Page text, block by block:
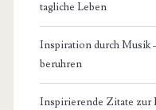
tagliche Leben
Inspiration durch Musik
beruhren
Inspirierende Zitate